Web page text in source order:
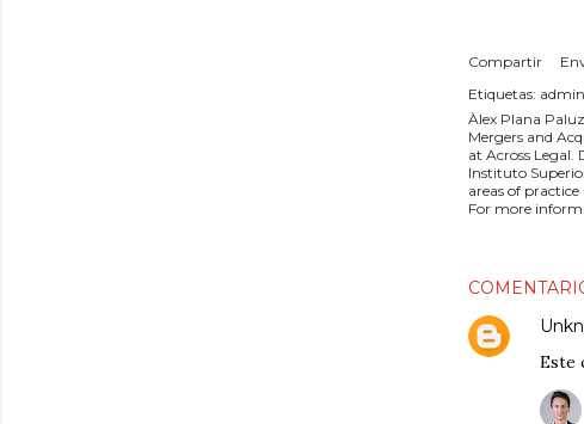
Compartir
Etiquetas:
Àlex Plana
Mergers and
at Across
Instituto
areas of
For more
Este